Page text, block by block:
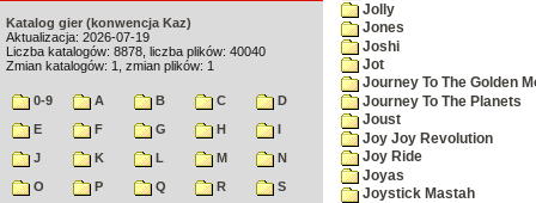
Katalog gier (konwencja Kaz)
Aktualizacja: 2026-07-19
Liczba katalogów: 8878, liczba plików: 40040
Zmian katalogów: 1, zmian plików: 1
0-9 A B C
D
E
F G H
I
J
K L M
N
O
P Q R
S
Jolly
Jones
Joshi
Jot
Journey To The Golden
Journey To The Planets
Joust
Joy Joy Revolution
Joy Ride
Joyas
Joystick Mastah